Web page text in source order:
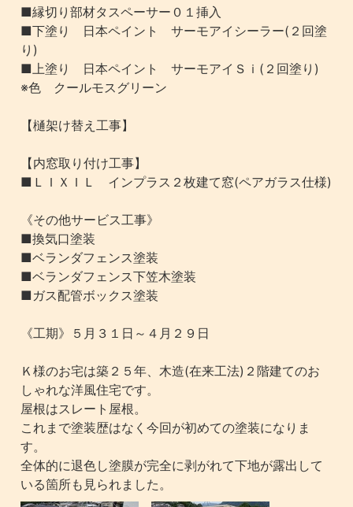
■縁切り部材タスペーサー０１挿入
■下塗り 日本ペイント サーモアイシーラー(２回塗
り)
■上塗り 日本ペイント サーモアイＳｉ(２回塗り)
※色 クールモスグリーン
【樋架け替え工事】
【内窓取り付け工事】
■ＬＩＸＩＬ インプラス２枚建て窓(ペアガラス仕様)
《その他サービス工事》
■換気口塗装
■ベランダフェンス塗装
■ベランダフェンス下笠木塗装
■ガス配管ボックス塗装
《工期》５月３１日～４月２９日
Ｋ様のお宅は築２５年、木造(在来工法)２階建てのお
しゃれな洋風住宅です。
屋根はスレート屋根。
これまで塗装歴はなく今回が初めての塗装になりま
す。
全体的に退色し塗膜が完全に剥がれて下地が露出して
いる箇所も見られました。